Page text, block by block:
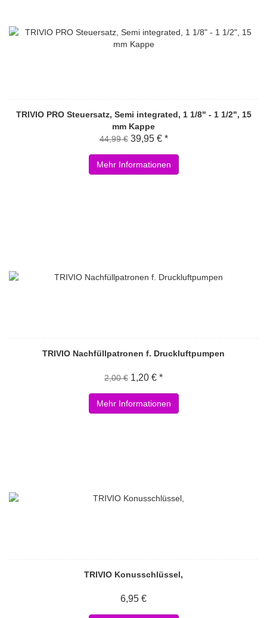
TRIVIO PRO Steuersatz, Semi integrated, 1 1/8" - 1 1/2", 15
mm Kappe
44,99 € 39,95 € *
Mehr Informationen
TRIVIO Nachfüllpatronen f. Druckluftpumpen
2,00 € 1,20 € *
Mehr Informationen
TRIVIO Konusschlüssel,
6,95 €